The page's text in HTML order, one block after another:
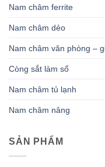
Nam châm ferrite
Nam châm dẻo
Nam châm văn phòng –
Còng sắt làm sổ
Nam châm tủ lạnh
Nam châm nâng
SẢN PHẨM